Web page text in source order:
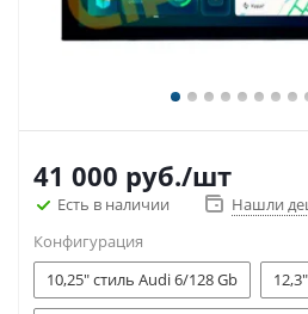
41 000 руб./шт
Есть в наличии
Нашли
Конфигурация
10,25" стиль Audi 6/128 Gb